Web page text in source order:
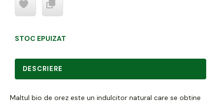
STOC EPUIZAT
DESCRIERE
Maltul bio de orez este un indulcitor natural care se obtine